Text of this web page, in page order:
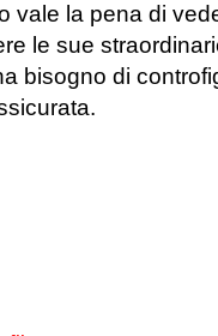
vale la pena di
le sue
bisogno di